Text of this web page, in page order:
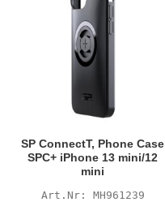
SP ConnectT, Phone Case
SPC+ iPhone 13 mini/12
mini
MH961239